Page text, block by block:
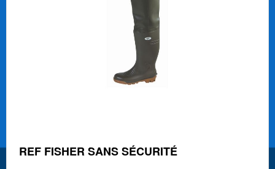
Skip
to
REF FISHER SANS SÉCURITÉ